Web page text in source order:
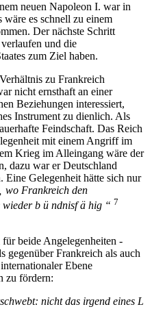
neuen Napoleon I. war in
es schnell zu einem
Der nächste Schritt
und die
zum Ziel haben.
zu Frankreich
nicht ernsthaft an einer
Beziehungen interessiert,
Instrument zu dienlich. Als
Feindschaft. Das Reich
mit einem Angriff im
Krieg im Alleingang wäre der
dazu war er Deutschland
Eine Gelegenheit hätte sich nur
„ wo Frankreich den
b ü ndnisf ä hig “ 7
beide Angelegenheiten -
gegenüber Frankreich als auch
Ebene
zu fördern:
nicht das irgend eines L